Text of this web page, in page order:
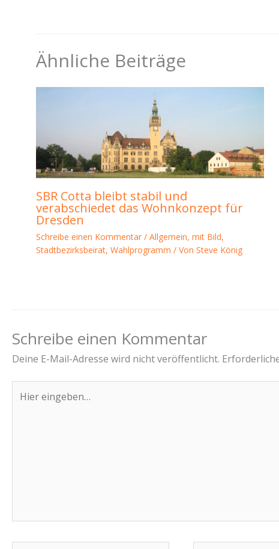
Ähnliche Beiträge
SBR Cotta bleibt stabil und
verabschiedet das Wohnkonzept für
Dresden
Schreibe einen Kommentar / Allgemein, mit Bild,
Stadtbezirksbeirat, Wahlprogramm / Von Steve König
Schreibe einen Kommentar
Deine E-Mail-Adresse wird nicht veröffentlicht.
eingeben…